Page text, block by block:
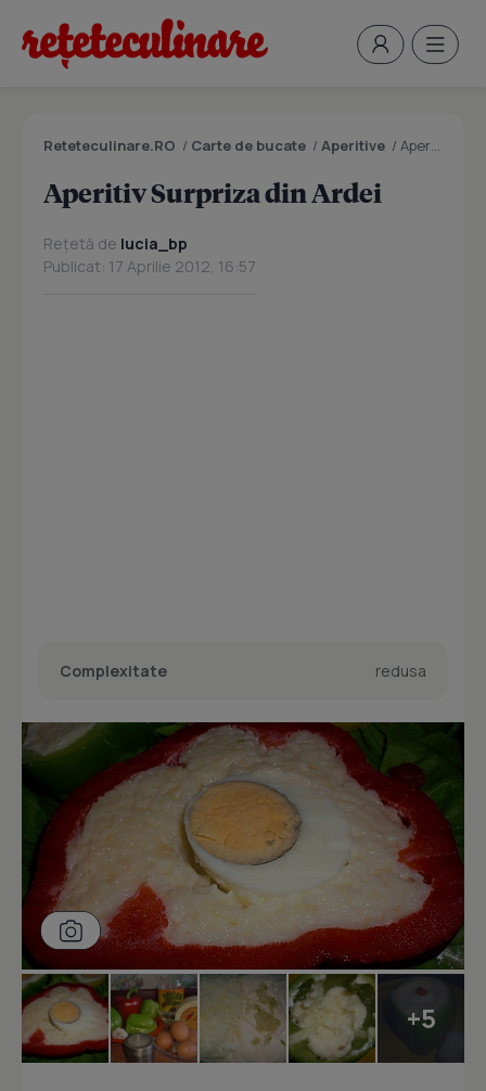
Reteteculinare.RO / Carte de bucate / Aperitive / Aperitiv Surpriza din Ardei
Aperitiv Surpriza din Ardei
Rețetă de lucia_bp
Publicat: 17 Aprilie 2012, 16:57
Complexitate redusa
+5